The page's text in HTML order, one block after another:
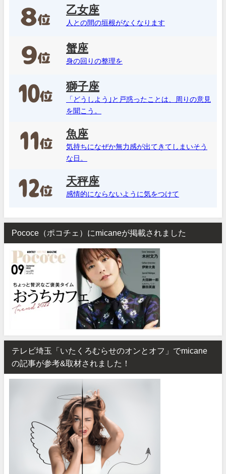
乙女座
人との間の垣根がなくなります
蟹座
身の回りの整理を
獅子座
「どうしよう｣と戸惑ったことは、周りの意見
を聞こう。
魚座
気持ちになぜか無力感が出てきてしまいそう
な日。
天秤座
感情的にならないように気をつけて
Pococe（ポコチェ）にmicaneが掲載されました
テレビ埼玉「いたくろむらせのオンとオフ」でmicane
の記事が参考&取材されました！